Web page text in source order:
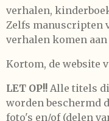
verhalen,
Zelfs manuscripten
verhalen komen
Kortom, de website
LET OP!! Alle titels
worden beschermd
foto's en/of (delen